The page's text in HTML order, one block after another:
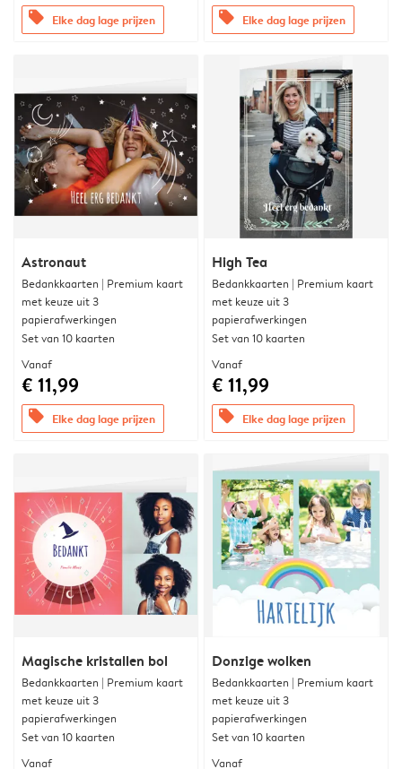
offers Elke dag lage prijzen offers Elke dag lage prijzen
Astronaut
Bedankkaarten | Premium kaart
met keuze uit 3
papierafwerkingen
Set van 10 kaarten
Vanaf
€ 11,99
offers Elke dag lage prijzen
High Tea
Bedankkaarten | Premium kaart
met keuze uit 3
papierafwerkingen
Set van 10 kaarten
Vanaf
€ 11,99
offers Elke dag lage prijzen
Magische kristallen bol
Bedankkaarten | Premium kaart
met keuze uit 3
papierafwerkingen
Set van 10 kaarten
Vanaf
Donzige wolken
Bedankkaarten | Premium kaart
met keuze uit 3
papierafwerkingen
Set van 10 kaarten
Vanaf